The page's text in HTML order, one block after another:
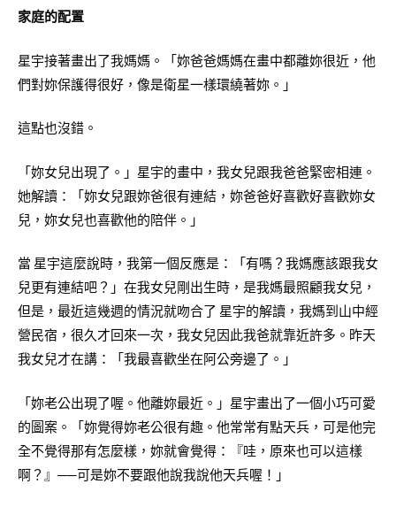
家庭的配置
星宇接著畫出了我媽媽。「妳爸爸媽媽在畫中都離妳很近，他
們對妳保護得很好，像是衛星一樣環繞著妳。」
這點也沒錯。
「妳女兒出現了。」星宇的畫中，我女兒跟我爸爸緊密相連。
她解讀：「妳女兒跟妳爸很有連結，妳爸爸好喜歡好喜歡妳女
兒，妳女兒也喜歡他的陪伴。」
當 星宇這麼說時，我第一個反應是：「有嗎？我媽應該跟我女
兒更有連結吧？」在我女兒剛出生時，是我媽最照顧我女兒，
但是，最近這幾週的情況就吻合了 星宇的解讀，我媽到山中經
營民宿，很久才回來一次，我女兒因此我爸就靠近許多。昨天
我女兒才在講：「我最喜歡坐在阿公旁邊了。」
「妳老公出現了喔。他離妳最近。」星宇畫出了一個小巧可愛
的圖案。「妳覺得妳老公很有趣。他常常有點天兵，可是他完
全不覺得那有怎麼樣，妳就會覺得：『哇，原來也可以這樣
啊？』──可是妳不要跟他說我說他天兵喔！」